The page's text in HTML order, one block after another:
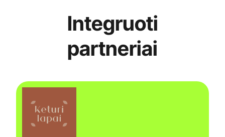
Integruoti
partneriai